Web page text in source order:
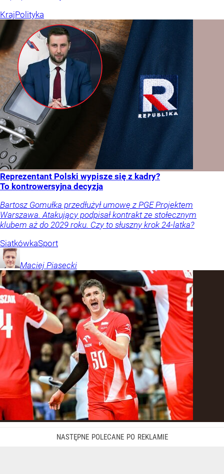
KrajPolityka
Reprezentant Polski wypisze się z kadry?
To kontrowersyjna decyzja
Bartosz Gomułka przedłużył umowę z PGE Projektem
Warszawa. Atakujący podpisał kontrakt ze stołecznym
klubem aż do 2029 roku. Czy to słuszny krok 24-latka?
SiatkówkaSport
Maciej Piasecki